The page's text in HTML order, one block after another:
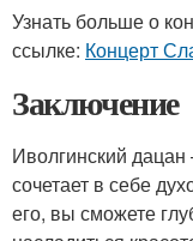
Узнать больше о
ссылке: Концерт
Заключение
Иволгинский
сочетает в себе
его, вы сможете